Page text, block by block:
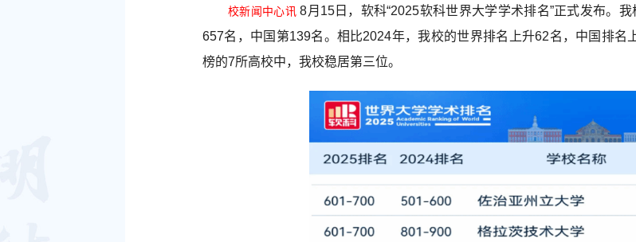
校新闻中心讯8月15日，软科“2025软科世界大学学术排名”正式发布。
657名，中国第139名。相比2024年，我校的世界排名上升62名，中国排名
榜的7所高校中，我校稳居第三位。